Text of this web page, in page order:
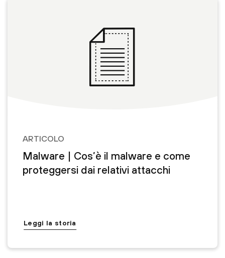
ARTICOLO
Malware | Cos’è il malware e come
proteggersi dai relativi attacchi
Leggi la storia